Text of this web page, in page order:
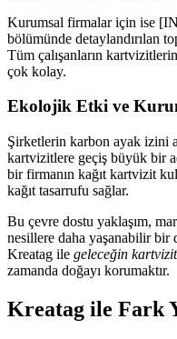
Kurumsal firmalar için ise
bölümünde detaylandırılan
Tüm çalışanların
çok kolay.
Ekolojik Etki ve
Şirketlerin karbon ayak izini
kartvizitlere geçiş büyük bir
bir firmanın kağıt kartvizit
kağıt tasarrufu sağlar.
Bu çevre dostu yaklaşım,
nesillere daha yaşanabilir bir
Kreatag ile geleceğin
zamanda doğayı korumaktır.
Kreatag ile Fark